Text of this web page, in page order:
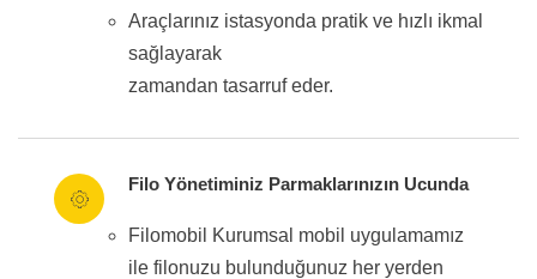
Araçlarınız istasyonda pratik ve hızlı ikmal
sağlayarak
zamandan tasarruf eder.
Filo Yönetiminiz Parmaklarınızın Ucunda
Filomobil Kurumsal mobil uygulamamız
ile filonuzu bulunduğunuz her yerden